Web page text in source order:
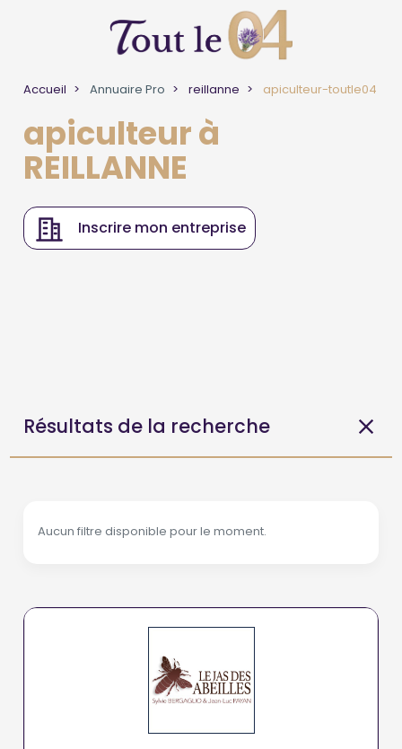
Accueil Annuaire Pro reillanne apiculteur-toutle04
apiculteur à
REILLANNE
Inscrire mon entreprise
Résultats de la recherche
Aucun filtre disponible pour le moment.